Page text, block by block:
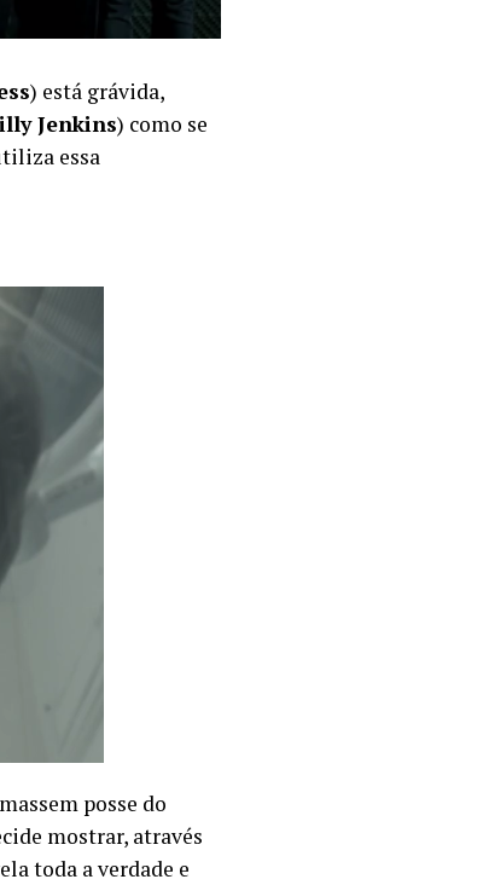
) está grávida,
Jenkins) como se
essa
posse do
mostrar, através
toda a verdade e